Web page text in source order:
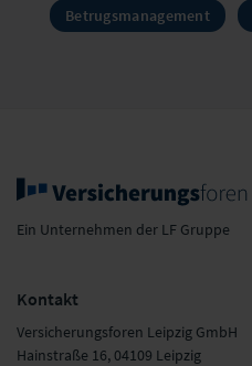
Betrugsmanagement
Ein Unternehmen der LF Gruppe
Kontakt
Versicherungsforen Leipzig GmbH
Hainstraße 16, 04109 Leipzig